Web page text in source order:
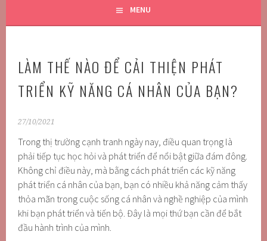
MENU
LÀM THẾ NÀO ĐỂ CẢI THIỆN PHÁT
TRIỂN KỸ NĂNG CÁ NHÂN CỦA BẠN?
27/10/2021
Trong thị trường cạnh tranh ngày nay, điều quan trọng là
phải tiếp tục học hỏi và phát triển để nổi bật giữa đám đông.
Không chỉ điều này, mà bằng cách phát triển các kỹ năng
phát triển cá nhân của bạn, bạn có nhiều khả năng cảm thấy
thỏa mãn trong cuộc sống cá nhân và nghề nghiệp của mình
khi bạn phát triển và tiến bộ. Đây là mọi thứ bạn cần để bắt
đầu hành trình của mình.